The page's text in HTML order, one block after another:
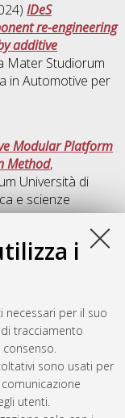
i
necessari per il suo
tracciamento
sono usati per
utenti.
IDeS
re-engineering
additive
Mater Studiorum
inAutomotive per
Modular Platform
Method,
Università di
e scienze
for co-
Bologna.
avanzate
6 20:32:20 2026